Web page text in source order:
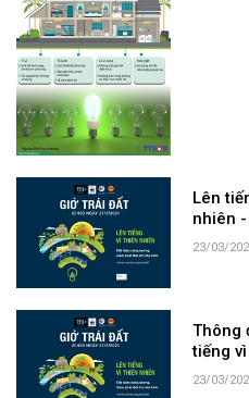
Lên
nhiên
23/03/
Thông
tiếng
23/03/